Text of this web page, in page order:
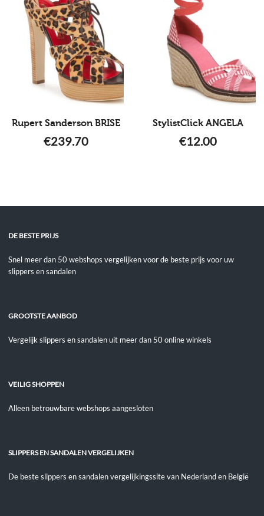
Rupert Sanderson BRISE
€239.70
StylistClick ANGELA
€12.00
DE BESTE PRIJS
Snel meer dan 50 webshops vergelijken voor de beste prijs voor uw
slippers en sandalen
GROOTSTE AANBOD
Vergelijk slippers en sandalen uit meer dan 50 online winkels
VEILIG SHOPPEN
Alleen betrouwbare webshops aangesloten
SLIPPERS EN SANDALEN VERGELIJKEN
De beste slippers en sandalen vergelijkingssite van Nederland en België